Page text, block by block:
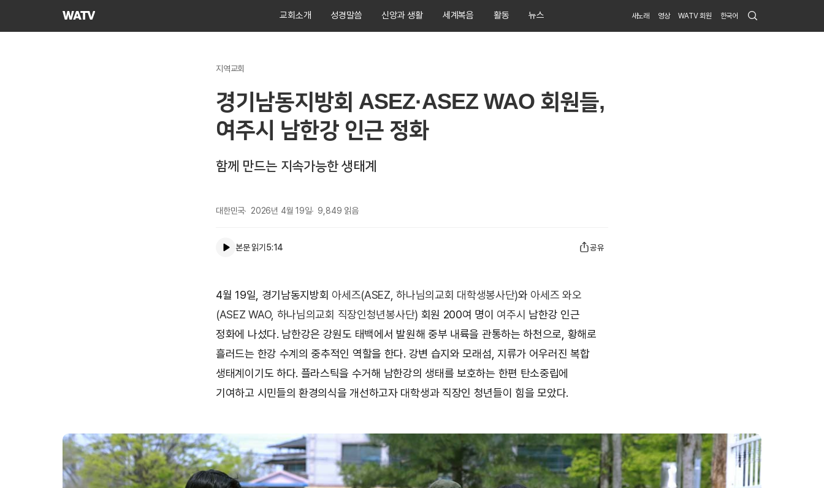
하나님의교회
교회소개 성경말씀 신앙과 생활 세계복음 활동 뉴스 새노래 영상 WATV 회원 한국어 Search
Submit
지역교회
경기남동지방회 ASEZ·ASEZ WAO 회원들,
여주시 남한강 인근 정화
함께 만드는 지속가능한 생태계
대한민국 2026년 4월 19일 9,849 읽음
본문 읽기5:14 공유
4월 19일, 경기남동지방회 아세즈(ASEZ, 하나님의교회 대학생봉사단)와 아세즈 와오
(ASEZ WAO, 하나님의교회 직장인청년봉사단) 회원 200여 명이 여주시 남한강 인근
정화에 나섰다. 남한강은 강원도 태백에서 발원해 중부 내륙을 관통하는 하천으로, 황해로
흘러드는 한강 수계의 중추적인 역할을 한다. 강변 습지와 모래섬, 지류가 어우러진 복합
생태계이기도 하다. 플라스틱을 수거해 남한강의 생태를 보호하는 한편 탄소중립에
기여하고 시민들의 환경의식을 개선하고자 대학생과 직장인 청년들이 힘을 모았다.